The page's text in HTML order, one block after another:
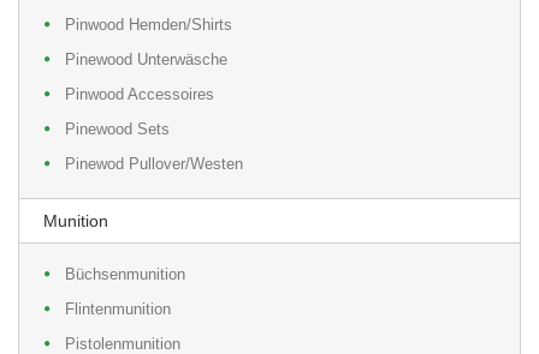
Pinwood Hemden/Shirts
Pinewood Unterwäsche
Pinwood Accessoires
Pinewood Sets
Pinewod Pullover/Westen
Munition
Büchsenmunition
Flintenmunition
Pistolenmunition